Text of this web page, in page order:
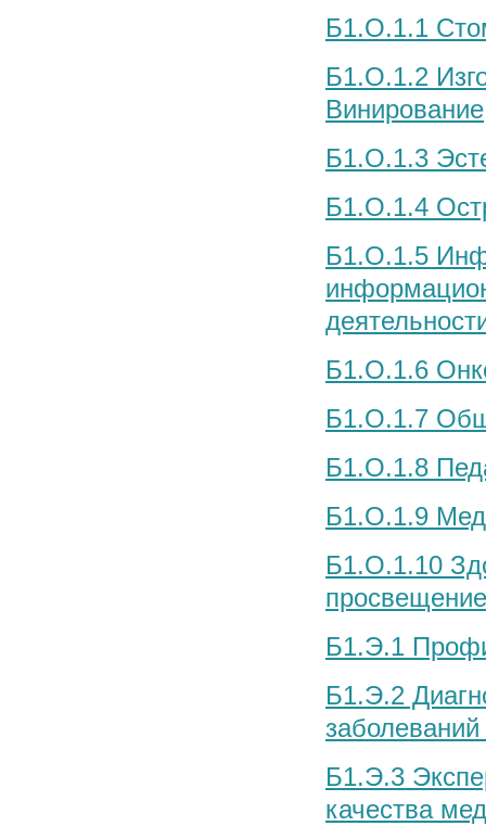
Б1.О.1.1
Б1.О.1.2
Винирование
Б1.О.1.3
Б1.О.1.4
Б1.О.1.5
Б1.О.1.6
Б1.О.1.7
Б1.О.1.8
Б1.О.1.9
Б1.О.1.10
Б1.Э.1
Б1.Э.2
Б1.Э.3
качества